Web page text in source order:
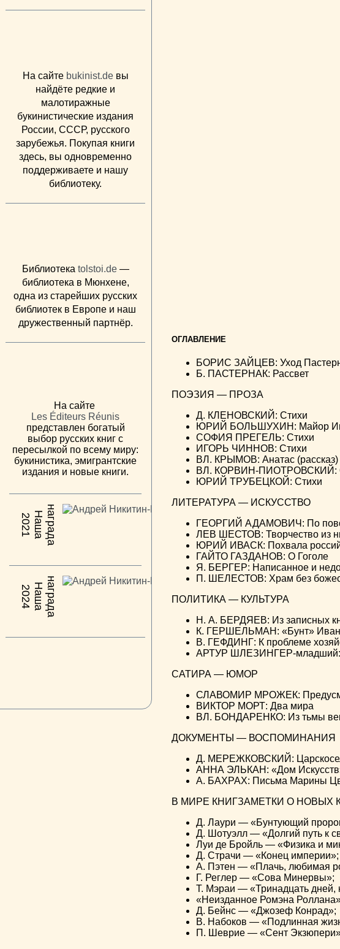
На сайте bukinist.deвы
найдёте редкие и
малотиражные
букинистические издания
России, СССР, русского
зарубежья. Покупая книги
здесь, вы одновременно
поддерживаете и нашу
библиотеку.
Библиотека tolstoi.de—
библиотека в Мюнхене,
одна из старейших русских
библиотек в Европе и наш
дружественный партнёр.
На сайте
Les Éditeurs Réunis
представлен богатый
выбор русских книг с
пересылкой по всему миру:
букинистика, эмигрантские
издания и новые книги.
2021 Н
а
ш
ан
а
г
р
а
да
2024 Н
а
ш
ан
а
г
р
а
да
ОГЛАВЛЕНИЕ
БОРИС ЗАЙЦЕВ: Уход
Б. ПАСТЕРНАК: Рассвет
ПОЭЗИЯ — ПРОЗА
Д. КЛЕНОВСКИЙ: Стихи
ЮРИЙ БОЛЬШУХИН: Майор
СОФИЯ ПРЕГЕЛЬ: Стихи
ИГОРЬ ЧИННОВ: Стихи
ВЛ. КРЫМОВ: Анатас (рассказ)
ВЛ. КОРВИН-ПИОТРОВСКИЙ:
ЮРИЙ ТРУБЕЦКОЙ: Стихи
ЛИТЕРАТУРА — ИСКУССТВО
ГЕОРГИЙ АДАМОВИЧ: По
ЛЕВ ШЕСТОВ: Творчество из
ЮРИЙ ИВАСК: Похвала
ГАЙТО ГАЗДАНОВ: О Гоголе
Я. БЕРГЕР: Написанное и
П. ШЕЛЕСТОВ: Храм без
ПОЛИТИКА — КУЛЬТУРА
Н. А. БЕРДЯЕВ: Из записных
К. ГЕРШЕЛЬМАН: «Бунт»
В. ГЕФДИНГ: К проблеме
АРТУР ШЛЕЗИНГЕР-младший:
САТИРА — ЮМОР
СЛАВОМИР МРОЖЕК:
ВИКТОР МОРТ: Два мира
ВЛ. БОНДАРЕНКО: Из тьмы
ДОКУМЕНТЫ — ВОСПОМИНАНИЯ
Д. МЕРЕЖКОВСКИЙ:
АННА ЭЛЬКАН: «Дом
А. БАХРАХ: Письма Марины
В МИРЕ КНИГЗАМЕТКИ О НОВЫХ
Д. Лаури — «Бунтующий
Д. Шотуэлл — «Долгий путь к
Луи де Бройль — «Физика и
Д. Страчи — «Конец империи»;
А. Пэтен — «Плачь, любимая
Г. Реглер — «Сова Минервы»;
Т. Мэраи — «Тринадцать дней,
«Неизданное Ромэна
Д. Бейнс — «Джозеф Конрад»;
В. Набоков — «Подлинная
П. Шеврие — «Сент